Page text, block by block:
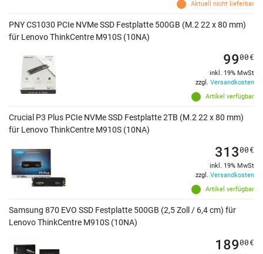
Aktuell nicht lieferbar
PNY CS1030 PCIe NVMe SSD Festplatte 500GB (M.2 22 x 80 mm)
für Lenovo ThinkCentre M910S (10NA)
Artikel verfügbar
9900€
inkl. 19% MwSt
zzgl. Versandkosten
Crucial P3 Plus PCIe NVMe SSD Festplatte 2TB (M.2 22 x 80 mm)
für Lenovo ThinkCentre M910S (10NA)
Artikel verfügbar
31300€
inkl. 19% MwSt
zzgl. Versandkosten
Samsung 870 EVO SSD Festplatte 500GB (2,5 Zoll / 6,4 cm) für
Lenovo ThinkCentre M910S (10NA)
18900€